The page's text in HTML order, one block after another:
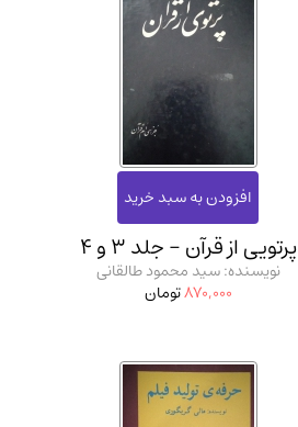
پرتویی از قرآن - جلد 3 و 4
نویسنده: سید محمود طالقانی
870,000تومان